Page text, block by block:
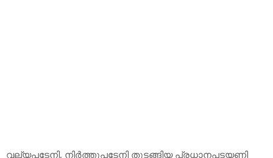
വല്യപടേനി, നിര്‍ത്തുപടേനി തുടങ്ങിയ പ്രധാനപടയണി